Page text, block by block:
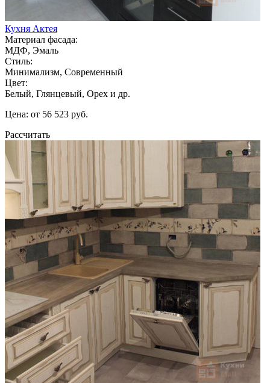
Кухня Актея
Материал фасада:
МДФ, Эмаль
Стиль:
Минимализм, Современный
Цвет:
Белый, Глянцевый, Орех и др.
Цена: от 56 523 руб.
Рассчитать